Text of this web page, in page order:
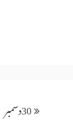
دسمبر30